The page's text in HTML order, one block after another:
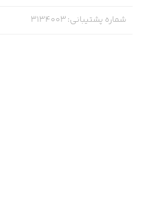
شماره پشتیبانی:
3134003